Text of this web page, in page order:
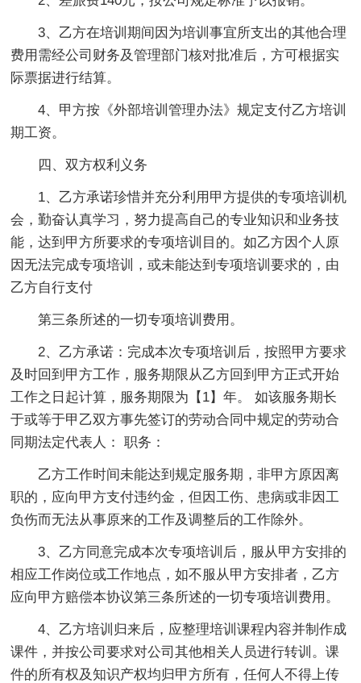
3、乙方在培训期间因为培训事宜所支出的其他合理
费用需经公司财务及管理部门核对批准后，方可根据实
际票据进行结算。
4、甲方按《外部培训管理办法》规定支付乙方培训
期工资。
四、双方权利义务
1、乙方承诺珍惜并充分利用甲方提供的专项培训机
会，勤奋认真学习，努力提高自己的专业知识和业务技
能，达到甲方所要求的专项培训目的。如乙方因个人原
因无法完成专项培训，或未能达到专项培训要求的，由
乙方自行支付
第三条所述的一切专项培训费用。
2、乙方承诺：完成本次专项培训后，按照甲方要求
及时回到甲方工作，服务期限从乙方回到甲方正式开始
工作之日起计算，服务期限为【1】年。 如该服务期长
于或等于甲乙双方事先签订的劳动合同中规定的劳动合
同期法定代表人： 职务：
乙方工作时间未能达到规定服务期，非甲方原因离
职的，应向甲方支付违约金，但因工伤、患病或非因工
负伤而无法从事原来的工作及调整后的工作除外。
3、乙方同意完成本次专项培训后，服从甲方安排的
相应工作岗位或工作地点，如不服从甲方安排者，乙方
应向甲方赔偿本协议第三条所述的一切专项培训费用。
4、乙方培训归来后，应整理培训课程内容并制作成
课件，并按公司要求对公司其他相关人员进行转训。课
件的所有权及知识产权均归甲方所有，任何人不得上传